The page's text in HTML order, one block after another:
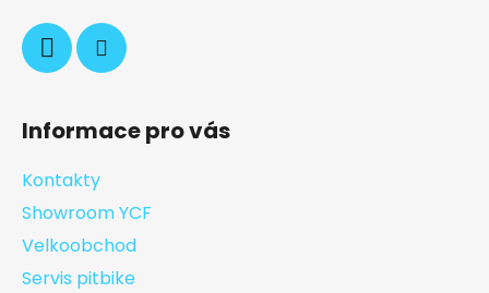
Informace pro vás
Kontakty
Showroom YCF
Velkoobchod
Servis pitbike